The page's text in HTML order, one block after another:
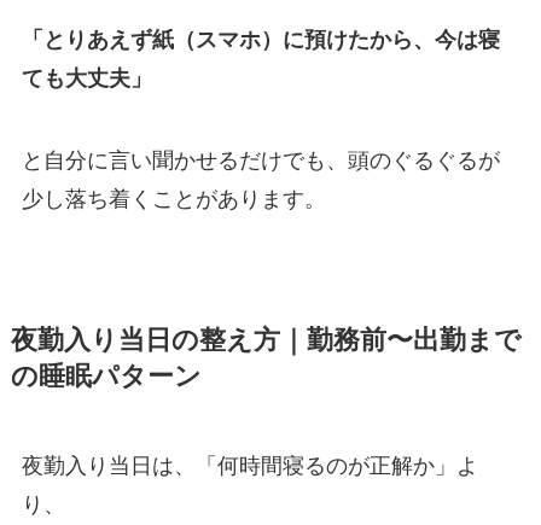
「とりあえず紙（スマホ）に預けたから、今は寝
ても大丈夫」
と自分に言い聞かせるだけでも、頭のぐるぐるが
少し落ち着くことがあります。
夜勤入り当日の整え方｜勤務前〜出勤まで
の睡眠パターン
夜勤入り当日は、「何時間寝るのが正解か」よ
り、